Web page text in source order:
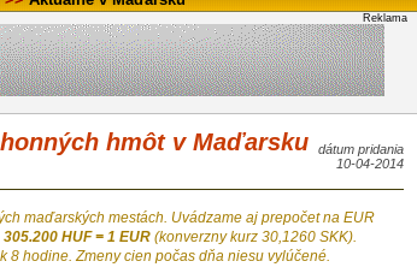
Reklama
hmôt v Maďarsku
dátum pridania
10-04-2014
maďarských mestách. Uvádzame aj prepočet na EUR
305.200 HUF = 1 EUR (konverzny kurz 30,1260 SKK).
8 hodine. Zmeny cien počas dňa niesu vylúčené.